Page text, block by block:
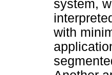
system,
with